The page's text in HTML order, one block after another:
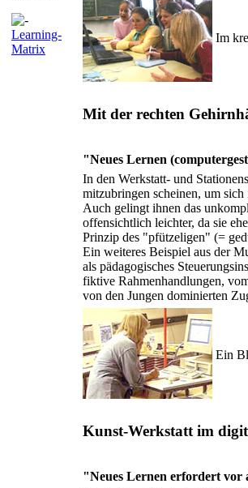
Learning-
Matrix
Im
Mit der rechten
"Neues Lernen
In den Werkstatt- und
mitzubringen scheinen, um
Auch gelingt ihnen das
offensichtlich leichter, da sie
Prinzip des "pfützeligen" (=
Ein weiteres Beispiel aus der
als pädagogisches
fiktive Rahmenhandlungen,
von den Jungen dominierten
Ein
Kunst-Werkstatt im
"Neues Lernen erfordert vor